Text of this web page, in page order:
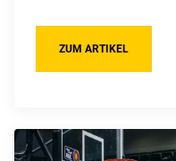
ZUM ARTIKEL